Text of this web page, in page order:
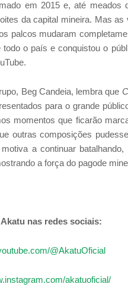
em 2015 e, até meados
da capital mineira. Mas as
palcos mudaram
o país e conquistou o
Beg Candeia, lembra que
para o grande
momentos que ficarão
outras composições
a continuar
a força do pagode
Akatu nas redes sociais:
@AkatuOficial
akatuoficial/